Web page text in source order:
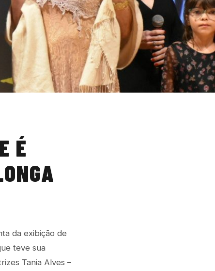
É
da exibição de
teve sua
Tania Alves –